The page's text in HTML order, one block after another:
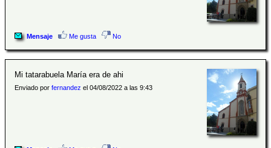
Mensaje Me gusta No
Mi tatarabuela María era de ahi
Enviado por fernandez el 04/08/2022 a las 9:43